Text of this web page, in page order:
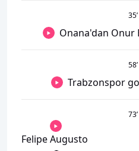
35’
Onana'dan Onur
58’
Trabzonspor
73’
Felipe Augusto